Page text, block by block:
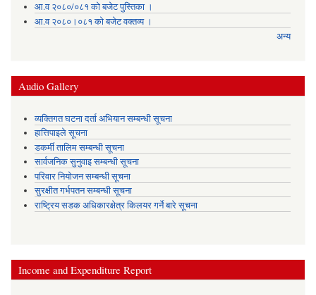
आ.व २०८०/०८१ को बजेट पुस्तिका ।
आ.व २०८०।०८१ को बजेट वक्तव्य ।
अन्य
Audio Gallery
व्यक्तिगत घटना दर्ता अभियान सम्बन्धी सूचना
हात्तिपाइले सूचना
डकर्मी तालिम सम्बन्धी सूचना
सार्वजनिक सुनुवाइ सम्बन्धी सूचना
परिवार नियोजन सम्बन्धी सूचना
सुरक्षीत गर्भपतन सम्बन्धी सूचना
राष्ट्रिय सडक अधिकारक्षेत्र किलयर गर्ने बारे सूचना
Income and Expenditure Report